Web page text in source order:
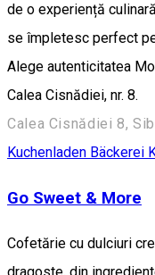
de o experiență
se împletesc perfect
Alege autenticitatea
Calea Cisnădiei, nr. 8.
Calea Cisnădiei 8,
Kuchenladen Bäckerei
Go Sweet & More
Cofetărie cu dulciuri